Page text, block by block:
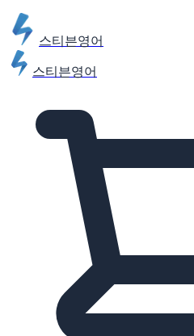
스티븐영어
스티븐영어